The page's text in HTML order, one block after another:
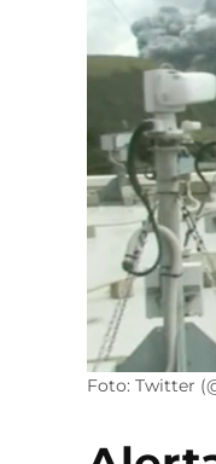
Foto: Twitter